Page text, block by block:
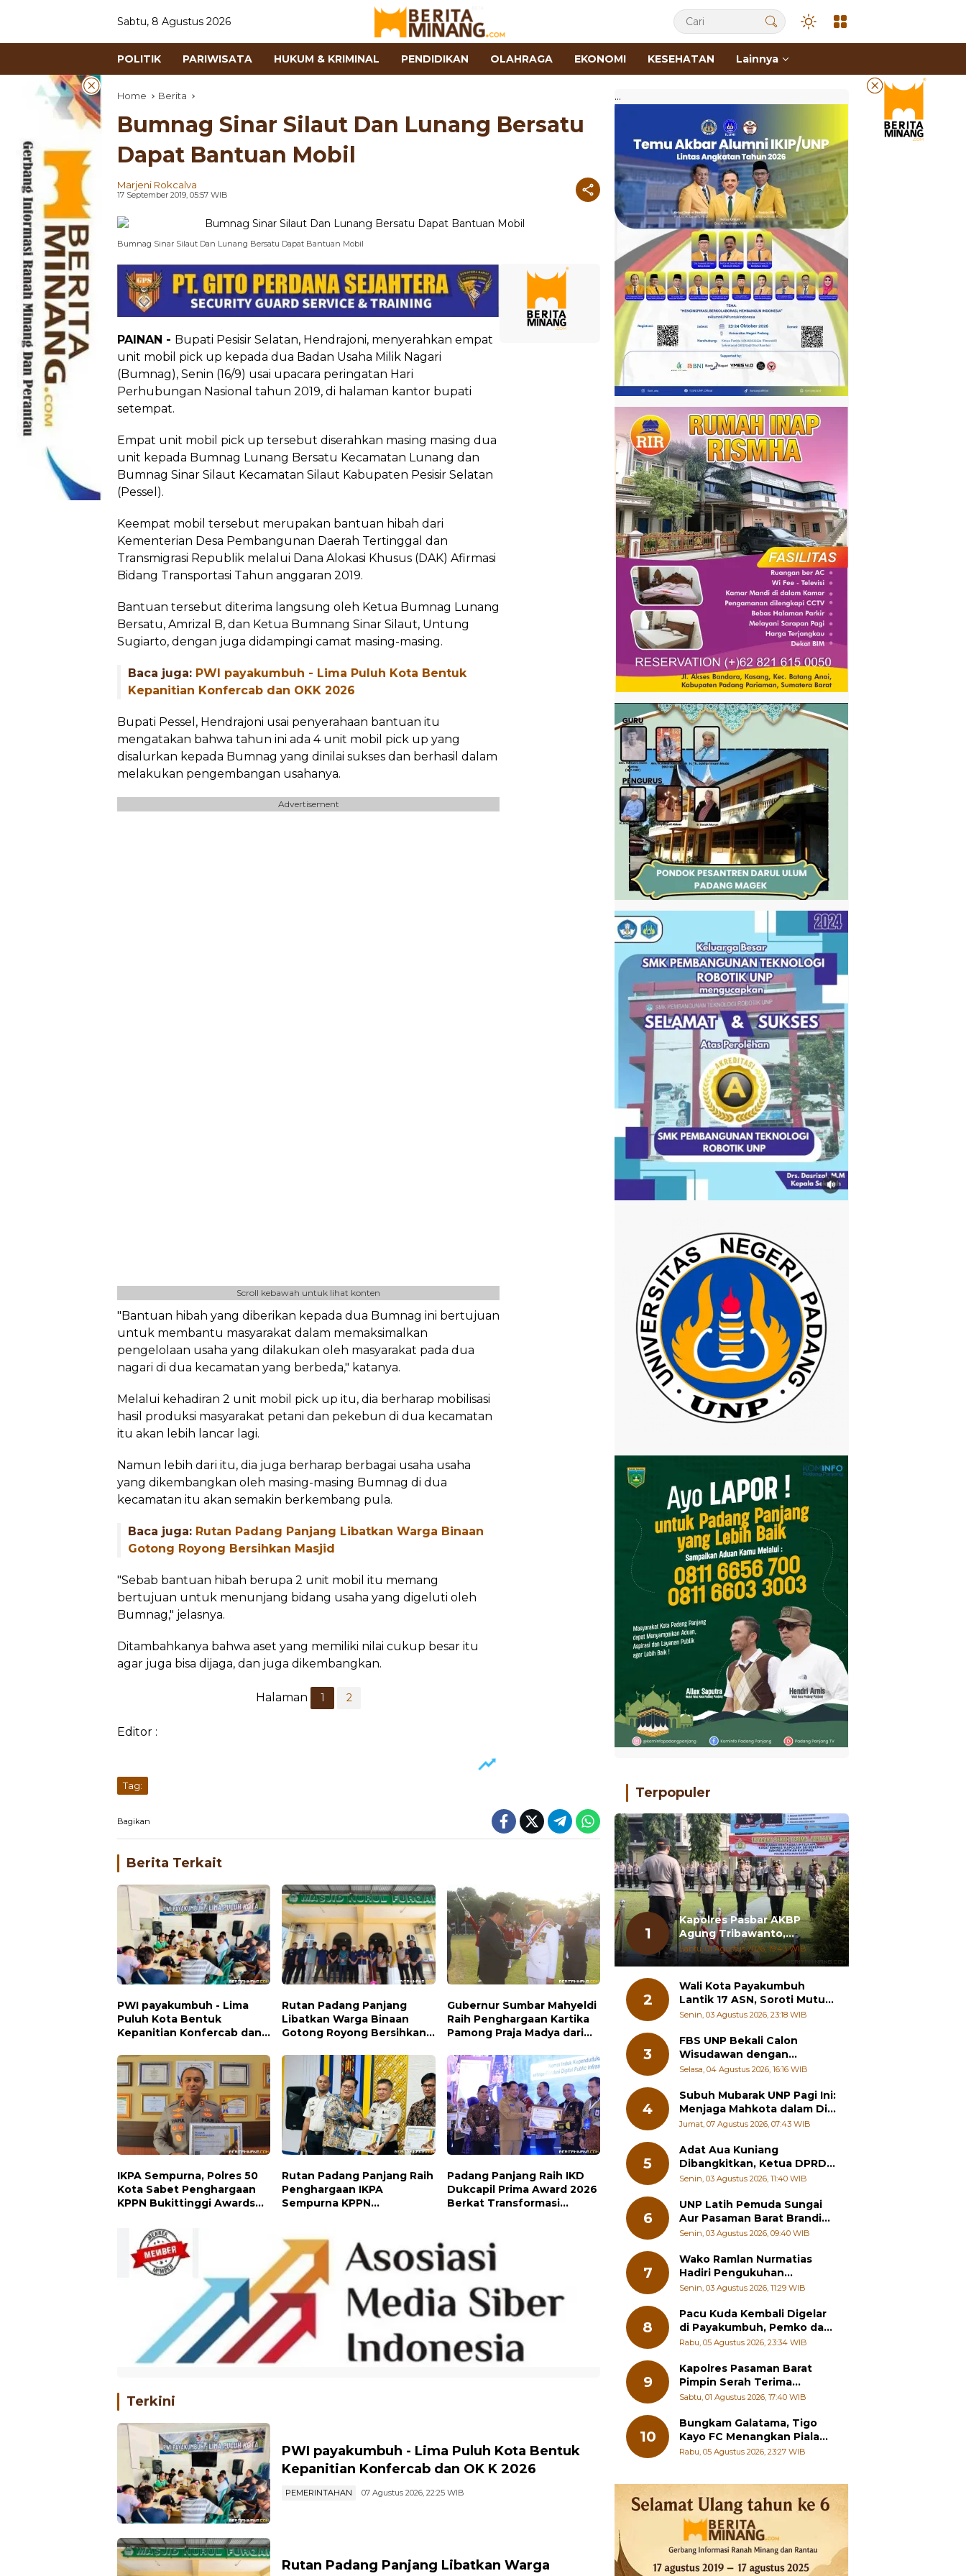
Sabtu, 8 Agustus 2026
POLITIK PARIWISATA HUKUM & KRIMINAL PENDIDIKAN OLAHRAGA EKONOMI KESEHATAN Lainnya
Home Berita
Bumnag Sinar Silaut Dan Lunang Bersatu
Dapat Bantuan Mobil
Marjeni Rokcalva
17 September 2019, 05:57 WIB
Bumnag Sinar Silaut Dan Lunang Bersatu Dapat Bantuan Mobil
PAINAN - Bupati Pesisir Selatan, Hendrajoni, menyerahkan empat
unit mobil pick up kepada dua Badan Usaha Milik Nagari
(Bumnag), Senin (16/9) usai upacara peringatan Hari
Perhubungan Nasional tahun 2019, di halaman kantor bupati
setempat.
Empat unit mobil pick up tersebut diserahkan masing masing dua
unit kepada Bumnag Lunang Bersatu Kecamatan Lunang dan
Bumnag Sinar Silaut Kecamatan Silaut Kabupaten Pesisir Selatan
(Pessel).
Keempat mobil tersebut merupakan bantuan hibah dari
Kementerian Desa Pembangunan Daerah Tertinggal dan
Transmigrasi Republik melalui Dana Alokasi Khusus (DAK) Afirmasi
Bidang Transportasi Tahun anggaran 2019.
Bantuan tersebut diterima langsung oleh Ketua Bumnag Lunang
Bersatu, Amrizal B, dan Ketua Bumnang Sinar Silaut, Untung
Sugiarto, dengan juga didampingi camat masing-masing.
Baca juga: PWI payakumbuh - Lima Puluh Kota Bentuk
Kepanitian Konfercab dan OKK 2026
Bupati Pessel, Hendrajoni usai penyerahaan bantuan itu
mengatakan bahwa tahun ini ada 4 unit mobil pick up yang
disalurkan kepada Bumnag yang dinilai sukses dan berhasil dalam
melakukan pengembangan usahanya.
Advertisement
Scroll kebawah untuk lihat konten
"Bantuan hibah yang diberikan kepada dua Bumnag ini bertujuan
untuk membantu masyarakat dalam memaksimalkan
pengelolaan usaha yang dilakukan oleh masyarakat pada dua
nagari di dua kecamatan yang berbeda," katanya.
Melalui kehadiran 2 unit mobil pick up itu, dia berharap mobilisasi
hasil produksi masyarakat petani dan pekebun di dua kecamatan
itu akan lebih lancar lagi.
Namun lebih dari itu, dia juga berharap berbagai usaha usaha
yang dikembangkan oleh masing-masing Bumnag di dua
kecamatan itu akan semakin berkembang pula.
Baca juga: Rutan Padang Panjang Libatkan Warga Binaan
Gotong Royong Bersihkan Masjid
"Sebab bantuan hibah berupa 2 unit mobil itu memang
bertujuan untuk menunjang bidang usaha yang digeluti oleh
Bumnag," jelasnya.
Ditambahkanya bahwa aset yang memiliki nilai cukup besar itu
agar juga bisa dijaga, dan juga dikembangkan.
Halaman 1 2
Editor :
Tag:
Bagikan
Berita Terkait
PWI payakumbuh - Lima
Puluh Kota Bentuk
Kepanitian Konfercab dan
Rutan Padang Panjang
Libatkan Warga Binaan
Gotong Royong Bersihkan
Gubernur Sumbar Mahyeldi
Raih Penghargaan Kartika
Pamong Praja Madya dari
IKPA Sempurna, Polres 50
Kota Sabet Penghargaan
KPPN Bukittinggi Awards
Rutan Padang Panjang Raih
Penghargaan IKPA
Sempurna KPPN
Padang Panjang Raih IKD
Dukcapil Prima Award 2026
Berkat Transformasi
Terkini
PWI payakumbuh - Lima Puluh Kota Bentuk
Kepanitian Konfercab dan OK K 2026
PEMERINTAHAN 07 Agustus 2026, 22:25 WIB
Rutan Padang Panjang Libatkan Warga
...
Terpopuler
1
Kapolres Pasbar AKBP
Agung Tribawanto,
Tekankan Peningkatan
Pelayanan dan Sinergi
Sabtu, 01 Agustus 2026, 19:43 WIB
2
Wali Kota Payakumbuh
Lantik 17 ASN, Soroti Mutu
Sekolah hingga Pelayanan
Senin, 03 Agustus 2026, 23:18 WIB
3
FBS UNP Bekali Calon
Wisudawan dengan
Wawasan Karier Global dan
Selasa, 04 Agustus 2026, 16:16 WIB
4
Subuh Mubarak UNP Pagi Ini:
Menjaga Mahkota dalam Diri
Manusia
Jumat, 07 Agustus 2026, 07:43 WIB
5
Adat Aua Kuniang
Dibangkitkan, Ketua DPRD
Payakumbuh: Jangan
Hilang Jati Diri
Senin, 03 Agustus 2026, 11:40 WIB
6
UNP Latih Pemuda Sungai
Aur Pasaman Barat Branding
Wisata Beringin
Senin, 03 Agustus 2026, 09:40 WIB
7
Wako Ramlan Nurmatias
Hadiri Pengukuhan
Pengurus MUS-KB Serta
Senin, 03 Agustus 2026, 11:29 WIB
8
Pacu Kuda Kembali Digelar
di Payakumbuh, Pemko dan
Pordasi Kebut Persiapan!
Rabu, 05 Agustus 2026, 23:34 WIB
9
Kapolres Pasaman Barat
Pimpin Serah Terima
Jabatan PJU Polres dan
Sabtu, 01 Agustus 2026, 17:40 WIB
10
Bungkam Galatama, Tigo
Kayo FC Menangkan Piala
Wali Kota Payakumbuh Cup
Rabu, 05 Agustus 2026, 23:27 WIB